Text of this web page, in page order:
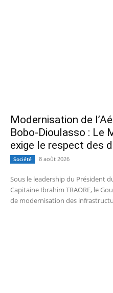
Modernisation de
Bobo-Dioulasso : Le
exige le respect des
Société 8 août 2026
Sous le leadership du Président
Capitaine Ibrahim TRAORE, le
de modernisation des